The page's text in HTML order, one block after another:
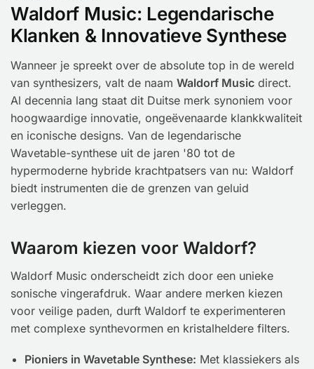
Waldorf Music: Legendarische
Klanken & Innovatieve Synthese
Wanneer je spreekt over de absolute top in de wereld
van synthesizers, valt de naam Waldorf Music direct.
Al decennia lang staat dit Duitse merk synoniem voor
hoogwaardige innovatie, ongeëvenaarde klankkwaliteit
en iconische designs. Van de legendarische
Wavetable-synthese uit de jaren '80 tot de
hypermoderne hybride krachtpatsers van nu: Waldorf
biedt instrumenten die de grenzen van geluid
verleggen.
Waarom kiezen voor Waldorf?
Waldorf Music onderscheidt zich door een unieke
sonische vingerafdruk. Waar andere merken kiezen
voor veilige paden, durft Waldorf te experimenteren
met complexe synthevormen en kristalheldere filters.
Pioniers in Wavetable Synthese: Met klassiekers als